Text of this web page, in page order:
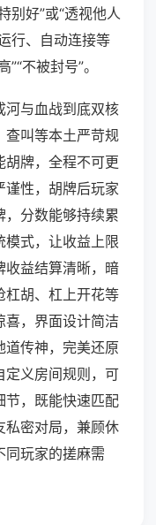
别好”或“透视他人
行、自动连接等
不被封号”。
河与血战到底双核
查叫等本土严苛规
胡牌，全程不可更
谨性，胡牌后玩家
，分数能够持续累
模式，让收益上限
收益结算清晰，暗
杠胡、杠上开花等
喜，界面设计简洁
道传神，完美还原
定义房间规则，可
节，既能快速匹配
私密对局，兼顾休
同玩家的搓麻需